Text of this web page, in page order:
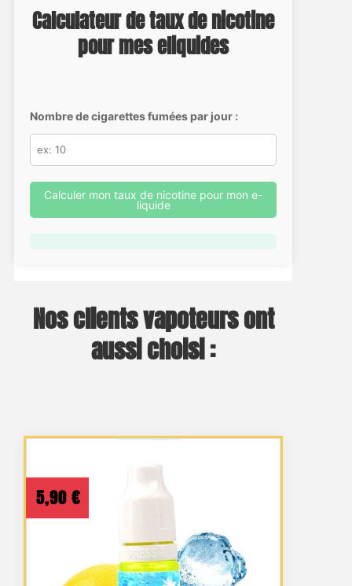
Calculateur de taux de nicotine
pour mes eliquides
Nombre de cigarettes fumées par jour :
Calculer mon taux de nicotine pour mon e-
liquide
Nos clients vapoteurs ont
aussi choisi :
5,90 €